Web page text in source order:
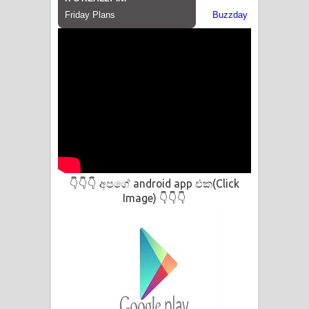
👇👇👇 අපගේ android app එක(Click
Image) 👇👇👇